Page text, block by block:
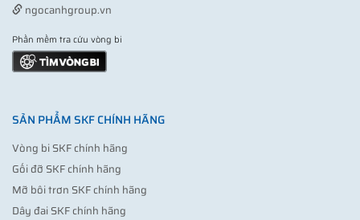
ngocanhgroup.vn
Phần mềm tra cứu vòng bi
SẢN PHẨM SKF CHÍNH HÃNG
Vòng bi SKF chính hãng
Gối đỡ SKF chính hãng
Mỡ bôi trơn SKF chính hãng
Dây đai SKF chính hãng